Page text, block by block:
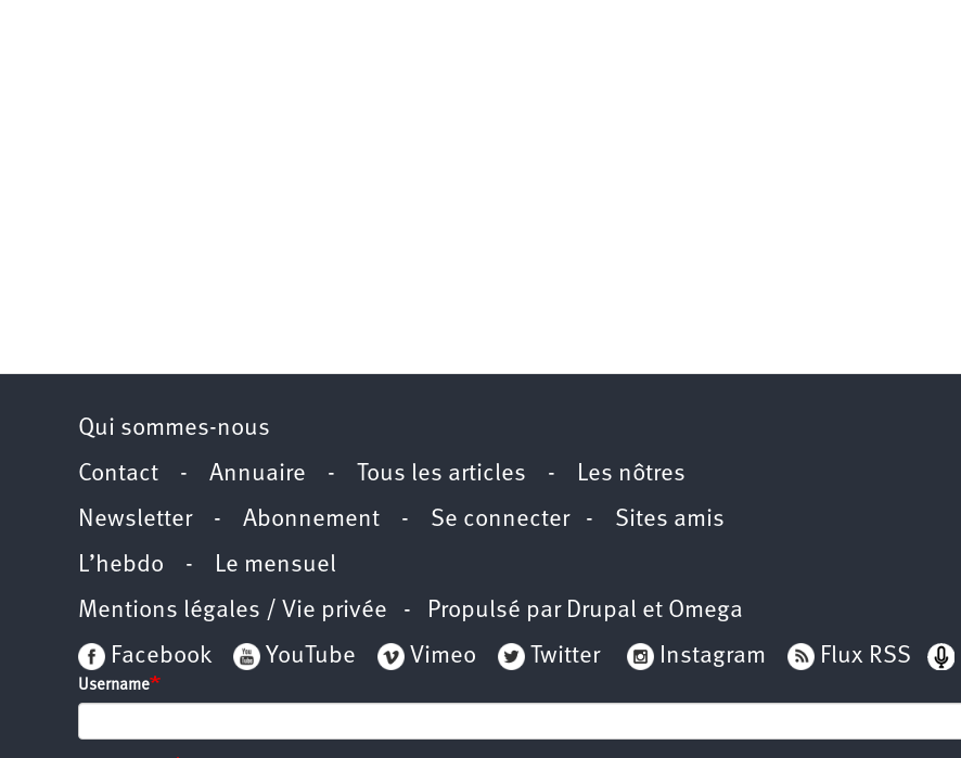
Qui sommes-nous
Contact - Annuaire - Tous les articles - Les nôtres
Newsletter- Abonnement - Se connecter- Sites amis
L’hebdo - Le mensuel
Mentions légales / Vie privée - Propulsé par Drupal et Omega
Facebook
YouTube Vimeo Twitter Instagram Flux RSS
Username